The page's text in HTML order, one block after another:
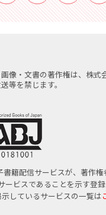
像・文書の著作権は、株式
等を禁じます。
籍配信サービスが、著作権
ビスであることを示す登録
しているサービスの一覧は